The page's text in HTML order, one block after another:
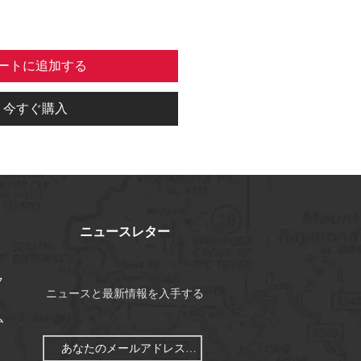
トに追加する
今すぐ購入
ニュースレター
ニュースと最新情報を入手する